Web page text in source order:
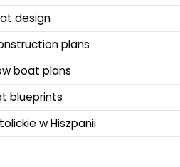
design
plans
boat plans
blueprints
w Hiszpanii